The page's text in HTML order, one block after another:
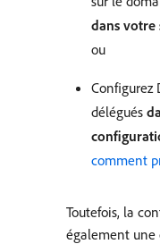
dans votre
ou
Configurez
délégués
comment
Toutefois, la
également une